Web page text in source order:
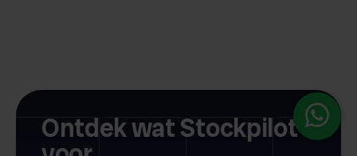
Ontdek wat Stockpilot